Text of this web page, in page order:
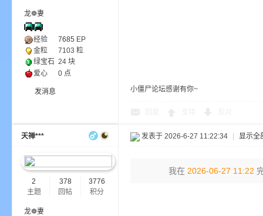
龙❁妻
经验 7685 EP
金粒
7103 粒
绿宝石 24 块
爱心
0 点
发消息 小僵尸论坛感谢有你~
天禅***
2
主题
378
回帖
3776
积分
龙❁妻
发表于 2026-6-27 11:22:34 显示全
我在 2026-06-27 11:22